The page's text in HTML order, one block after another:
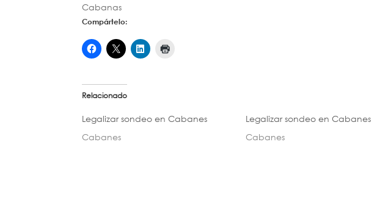
Cabanas
Compártelo:
Relacionado
Legalizar sondeo en Cabanes
Cabanes
Legalizar sondeo en Cabanes
Cabanes